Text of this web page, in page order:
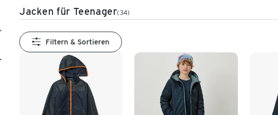
Jacken für Teenager(34)
Filtern & Sortieren